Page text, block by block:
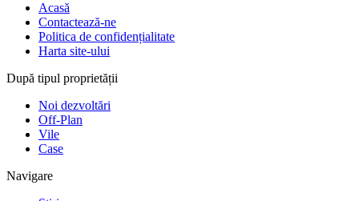
Acasă
Contactează-ne
Politica de confidențialitate
Harta site-ului
După tipul proprietății
Noi dezvoltări
Off-Plan
Vile
Case
Navigare